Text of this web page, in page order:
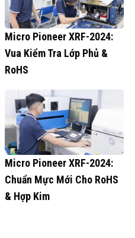
Micro Pioneer XRF-2024:
Vua Kiểm Tra Lớp Phủ &
RoHS
Micro Pioneer XRF-2024:
Chuẩn Mực Mới Cho RoHS
& Hợp Kim